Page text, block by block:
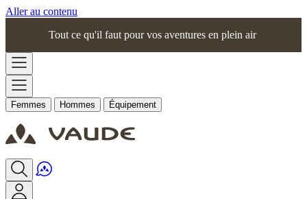
Aller au contenu
Tout ce qu'il faut pour vos aventures en plein air
Femmes Hommes Équipement